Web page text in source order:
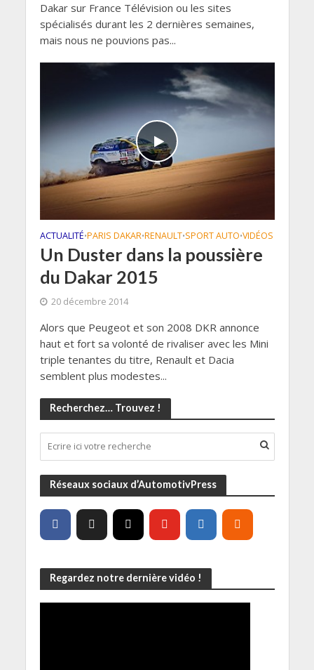
Dakar sur France Télévision ou les sites
spécialisés durant les 2 dernières semaines,
mais nous ne pouvions pas...
ACTUALITÉ•PARIS DAKAR•RENAULT•SPORT AUTO•VIDÉOS
Un Duster dans la poussière
du Dakar 2015
20 décembre 2014
Alors que Peugeot et son 2008 DKR annonce
haut et fort sa volonté de rivaliser avec les Mini
triple tenantes du titre, Renault et Dacia
semblent plus modestes...
Recherchez… Trouvez !
Réseaux sociaux d’AutomotivPress
Regardez notre dernière vidéo !